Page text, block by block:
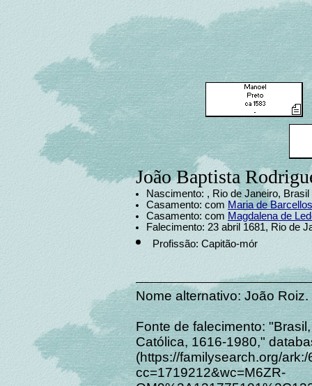
João Baptista
Nascimento: , Rio de Janeiro, Brasil
Casamento: com Maria de Barcellos
Casamento: com Magdalena de
Falecimento: 23 abril 1681, Rio de
Profissão: Capitão-mór
Nome alternativo: João Roiz.
Fonte de falecimento:
Católica, 1616-1980,"
(https://familysearch.org/
cc=1719212&wc=M6ZR-